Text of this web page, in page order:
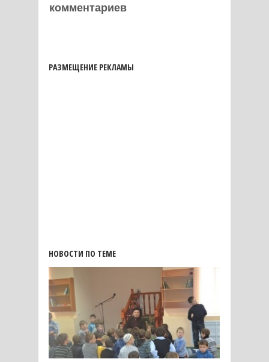
комментариев
РАЗМЕЩЕНИЕ РЕКЛАМЫ
НОВОСТИ ПО ТЕМЕ